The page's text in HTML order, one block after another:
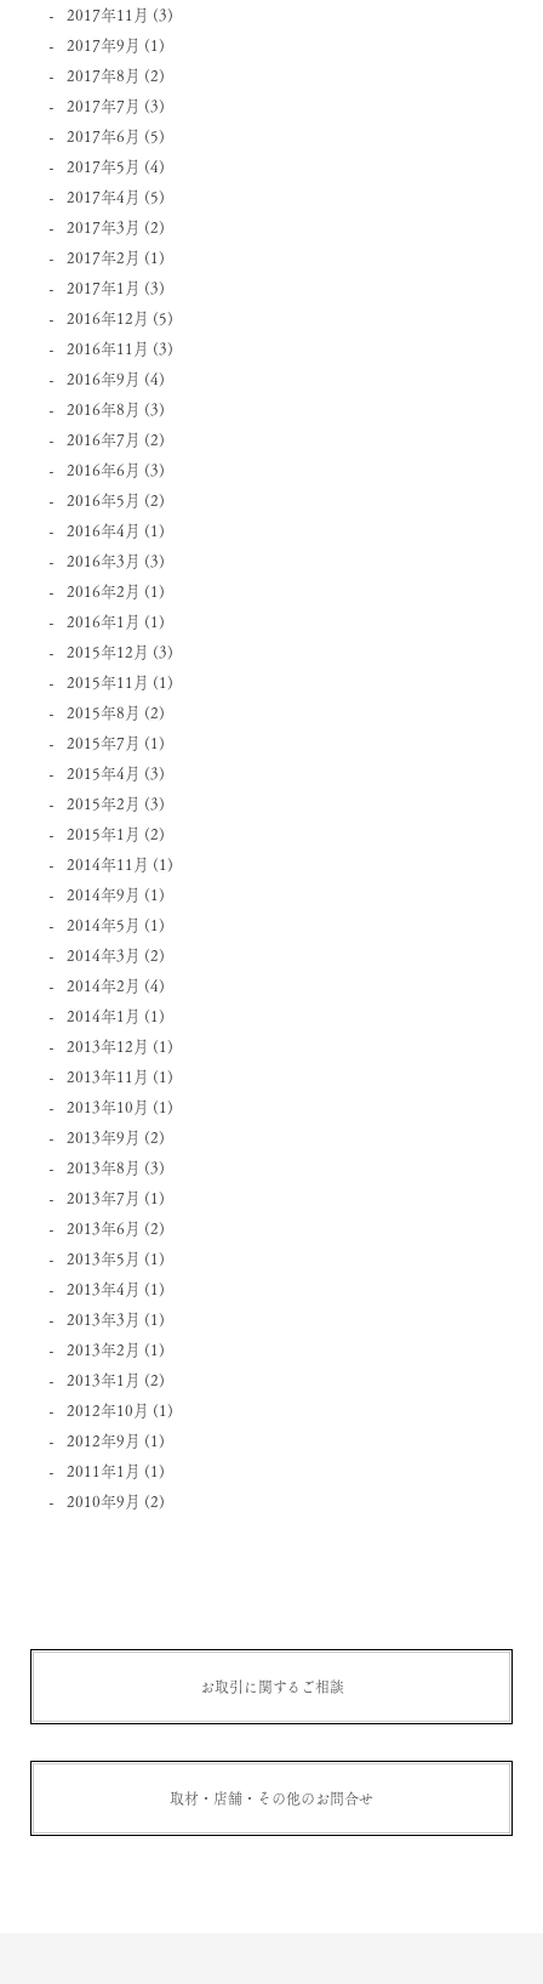
2017年11月 (3)
2017年9月 (1)
2017年8月 (2)
2017年7月 (3)
2017年6月 (5)
2017年5月 (4)
2017年4月 (5)
2017年3月 (2)
2017年2月 (1)
2017年1月 (3)
2016年12月 (5)
2016年11月 (3)
2016年9月 (4)
2016年8月 (3)
2016年7月 (2)
2016年6月 (3)
2016年5月 (2)
2016年4月 (1)
2016年3月 (3)
2016年2月 (1)
2016年1月 (1)
2015年12月 (3)
2015年11月 (1)
2015年8月 (2)
2015年7月 (1)
2015年4月 (3)
2015年2月 (3)
2015年1月 (2)
2014年11月 (1)
2014年9月 (1)
2014年5月 (1)
2014年3月 (2)
2014年2月 (4)
2014年1月 (1)
2013年12月 (1)
2013年11月 (1)
2013年10月 (1)
2013年9月 (2)
2013年8月 (3)
2013年7月 (1)
2013年6月 (2)
2013年5月 (1)
2013年4月 (1)
2013年3月 (1)
2013年2月 (1)
2013年1月 (2)
2012年10月 (1)
2012年9月 (1)
2011年1月 (1)
2010年9月 (2)
お取引に関するご相談
取材・店舗・その他のお問合せ